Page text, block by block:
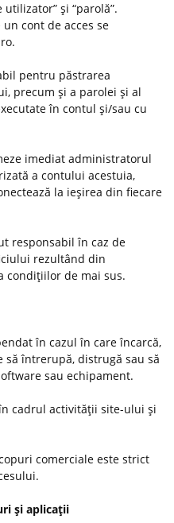
şi “parolă”.
cont de acces se
pentru păstrarea
precum şi a parolei şi al
în contul şi/sau cu
imediat administratorul
a contului acestuia,
la ieşirea din fiecare
responsabil în caz de
rezultând din
condiţiilor de mai sus.
în cazul în care încarcă,
întrerupă, distrugă sau să
sau echipament.
cadrul activităţii site-ului şi
comerciale este strict
şi aplicaţii